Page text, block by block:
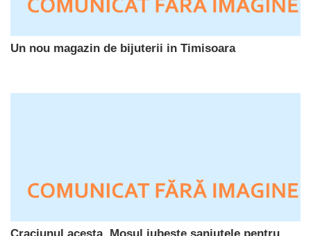
Un nou magazin de bijuterii in Timisoara
Craciunul acesta, Mosul iubeste saniutele pentru